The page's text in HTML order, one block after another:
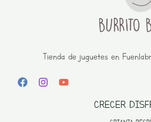
Tienda de juguetes en
CRECER